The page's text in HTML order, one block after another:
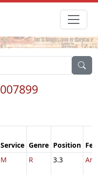
007899
Service Genre Position
M R 3.3